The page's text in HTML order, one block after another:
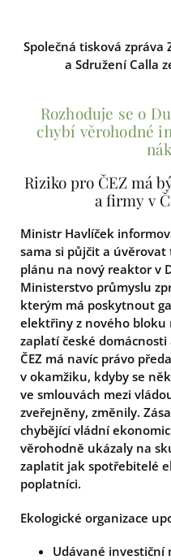
Společná tisková
a Sdružení Calla
Rozhoduje se o
chybí věrohodné
Riziko pro ČEZ má
a firmy v
Ministr Havlíček
sama si půjčit a
plánu na nový reaktor v
Ministerstvo průmyslu
kterým má poskytnout
elektřiny z nového bloku
zaplatí české
ČEZ má navíc právo
v okamžiku, kdyby se
ve smlouvách mezi
zveřejněny, změnily.
chybějící vládní
věrohodně ukázaly na
zaplatit jak spotřebitelé
poplatníci.
Ekologické organizace
Udávané investiční